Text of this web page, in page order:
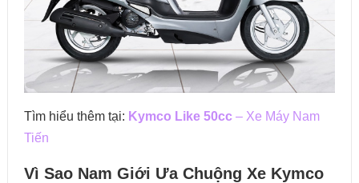
Tìm hiểu thêm tại: Kymco Like 50cc– Xe Máy Nam
Tiến
Vì Sao Nam Giới Ưa Chuộng Xe Kymco